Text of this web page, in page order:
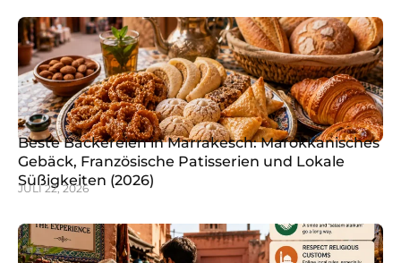
Beste Bäckereien in Marrakesch: Marokkanisches
Gebäck, Französische Patisserien und Lokale
Süßigkeiten (2026)
JULI 22, 2026